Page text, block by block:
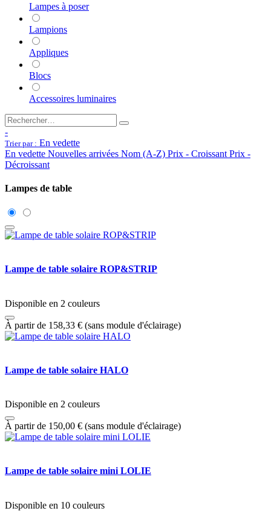
Lampes à poser
Lampions
Appliques
Blocs
Accessoires luminaires
-
Trier par : En vedette
En vedette Nouvelles arrivées Nom (A-Z) Prix - Croissant Prix -
Décroissant
Lampes de table
Lampe de table solaire ROP&STRIP
Disponible en 2 couleurs
À partir de 158,33 € (sans module d'éclairage)
Lampe de table solaire HALO
Disponible en 2 couleurs
À partir de 150,00 € (sans module d'éclairage)
Lampe de table solaire mini LOLIE
Disponible en 10 couleurs